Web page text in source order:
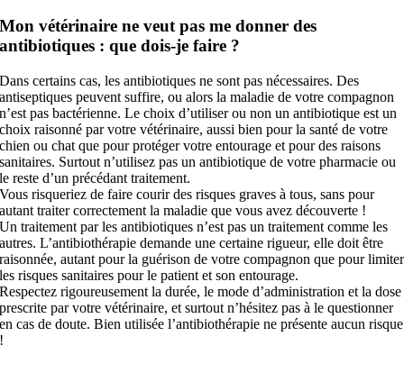
Mon vétérinaire ne veut pas me donner des
antibiotiques : que dois-je faire ?
Dans certains cas, les antibiotiques ne sont pas nécessaires. Des
antiseptiques peuvent suffire, ou alors la maladie de votre compagnon
n’est pas bactérienne. Le choix d’utiliser ou non un antibiotique est un
choix raisonné par votre vétérinaire, aussi bien pour la santé de votre
chien ou chat que pour protéger votre entourage et pour des raisons
sanitaires. Surtout n’utilisez pas un antibiotique de votre pharmacie ou
le reste d’un précédant traitement.
Vous risqueriez de faire courir des risques graves à tous, sans pour
autant traiter correctement la maladie que vous avez découverte !
Un traitement par les antibiotiques n’est pas un traitement comme les
autres. L’antibiothérapie demande une certaine rigueur, elle doit être
raisonnée, autant pour la guérison de votre compagnon que pour limiter
les risques sanitaires pour le patient et son entourage.
Respectez rigoureusement la durée, le mode d’administration et la dose
prescrite par votre vétérinaire, et surtout n’hésitez pas à le questionner
en cas de doute. Bien utilisée l’antibiothérapie ne présente aucun risque
!